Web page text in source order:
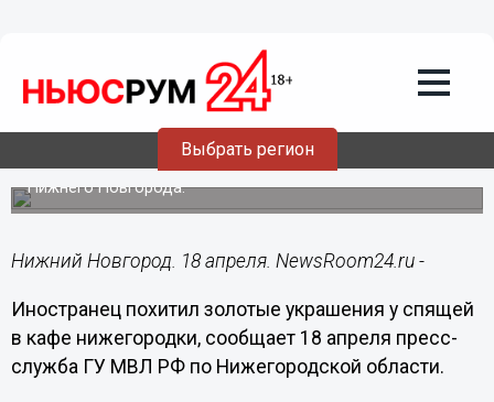
Выбрать регион
Иностранец похитил золотые
украшения у спящей в кафе
нижегородки
Преступление было совершено в Автозаводском районе
Нижнего Новгорода.
Нижний Новгород. 18 апреля. NewsRoom24.ru -
Иностранец похитил золотые украшения у спящей
в кафе нижегородки, сообщает 18 апреля пресс-
служба ГУ МВЛ РФ по Нижегородской области.